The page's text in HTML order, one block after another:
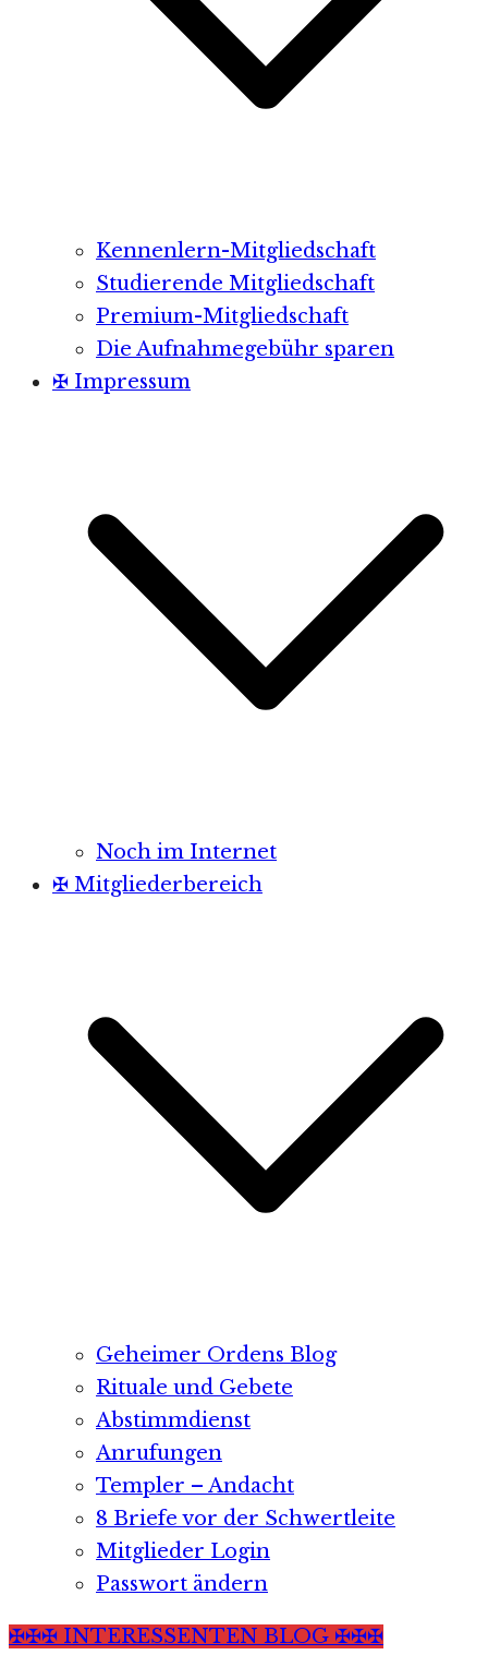
Kennenlern-Mitgliedschaft
Studierende Mitgliedschaft
Premium-Mitgliedschaft
Die Aufnahmegebühr sparen
✠ Impressum
Noch im Internet
✠ Mitgliederbereich
Geheimer Ordens Blog
Rituale und Gebete
Abstimmdienst
Anrufungen
Templer – Andacht
8 Briefe vor der Schwertleite
Mitglieder Login
Passwort ändern
✠✠✠ INTERESSENTEN BLOG ✠✠✠